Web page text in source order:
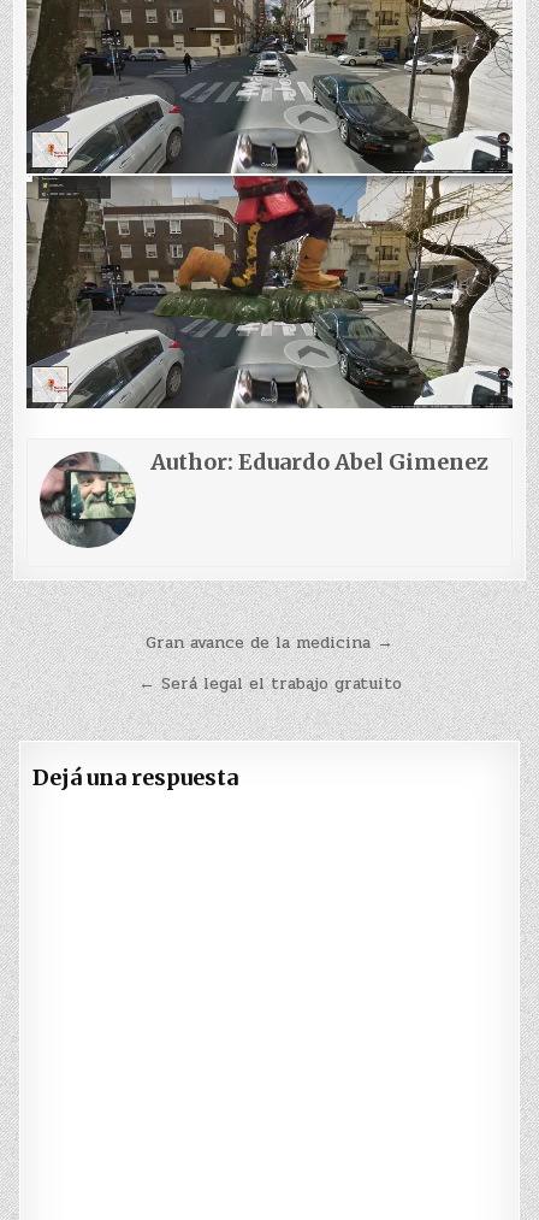
Author:Eduardo Abel Gimenez
Navegación
de
entradas
Gran avance de la medicina →
← Será legal el trabajo gratuito
Dejá una respuesta